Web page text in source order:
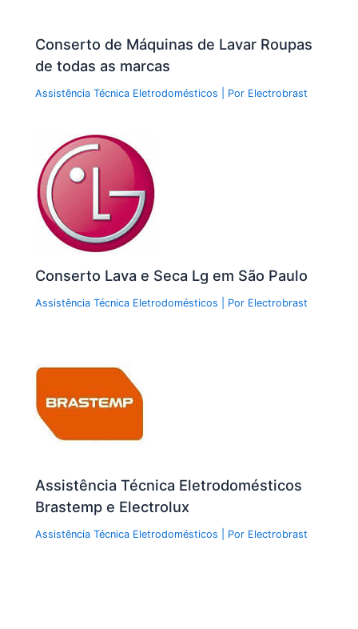
Conserto de Máquinas de Lavar Roupas
de todas as marcas
Assistência Técnica Eletrodomésticos | Por Electrobrast
Conserto Lava e Seca Lg em São Paulo
Assistência Técnica Eletrodomésticos | Por Electrobrast
Assistência Técnica Eletrodomésticos
Brastemp e Electrolux
Assistência Técnica Eletrodomésticos | Por Electrobrast